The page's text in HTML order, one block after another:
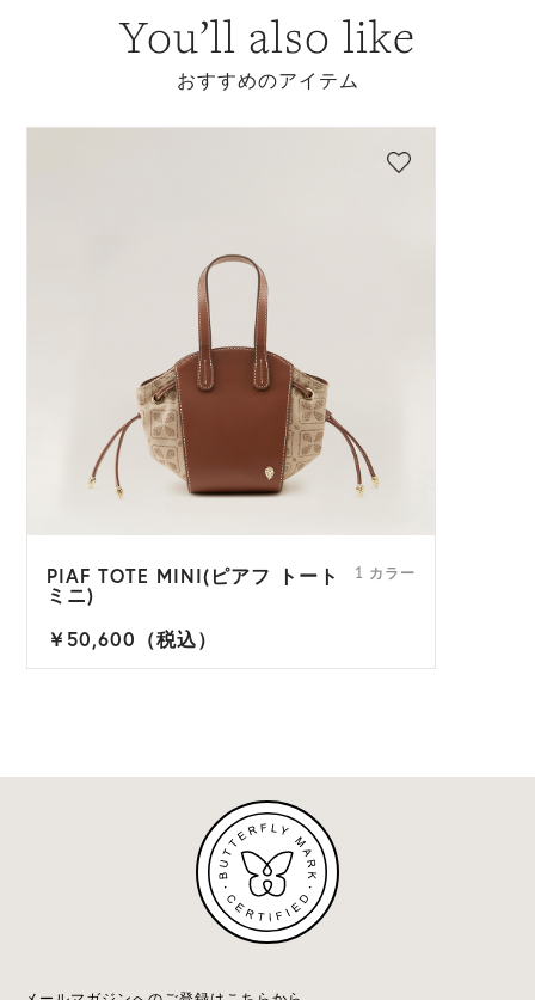
You’ll also like
おすすめのアイテム
PIAF TOTE MINI(ピアフ トート
ミニ)
1 カラー
￥50,600（税込）